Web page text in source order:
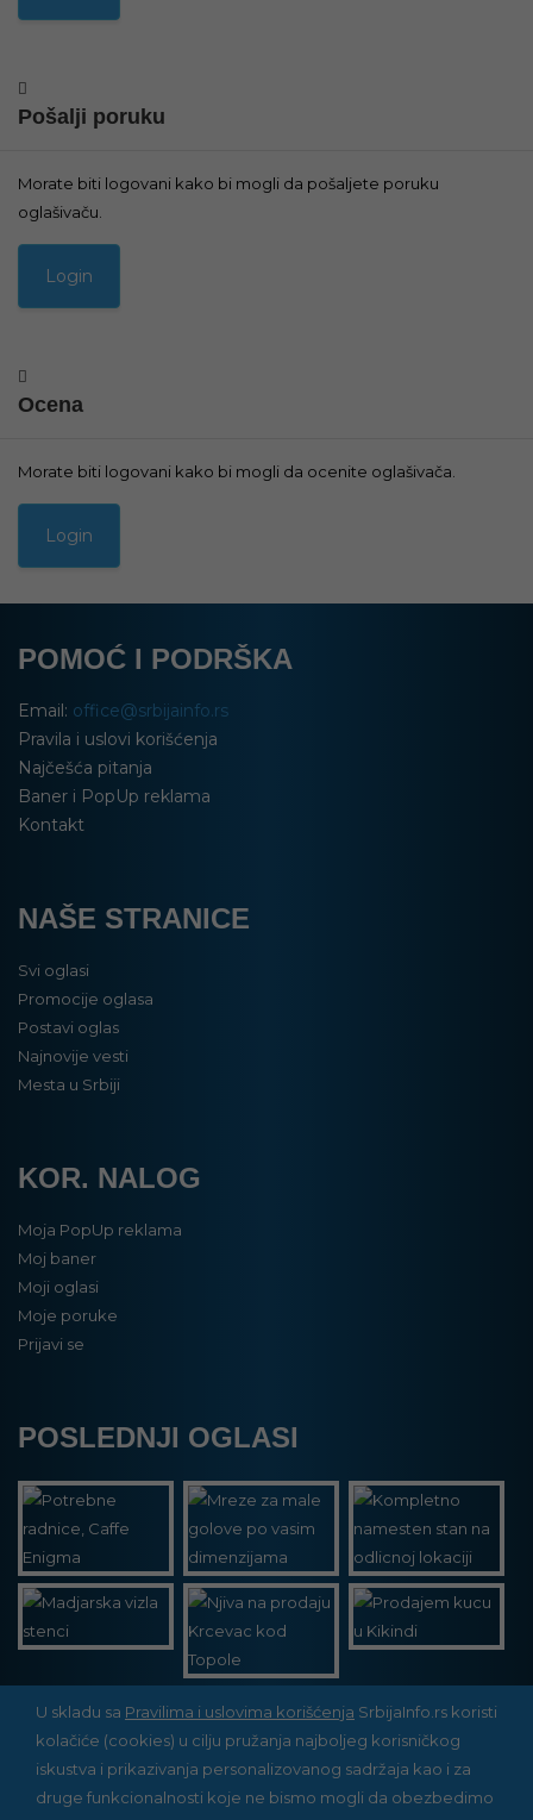
Pošalji poruku
Morate biti logovani kako bi mogli da pošaljete poruku
oglašivaču.
Ocena
Morate biti logovani kako bi mogli da ocenite oglašivača.
POMOĆ I PODRŠKA
Email: office@srbijainfo.rs
Pravila i uslovi korišćenja
Najčešća pitanja
Baner i PopUp reklama
Kontakt
NAŠE STRANICE
Svi oglasi
Promocije oglasa
Postavi oglas
Najnovije vesti
Mesta u Srbiji
KOR. NALOG
Moja PopUp reklama
Moj baner
Moji oglasi
Moje poruke
Prijavi se
POSLEDNJI OGLASI
Srbija Info© 2026. Sva prava zadržana. Pogledajte i
pozarevacinfo.rs
U skladu sa Pravilima i uslovima korišćenja SrbijaInfo.rs koristi
kolačiće (cookies) u cilju pružanja najboljeg korisničkog
iskustva i prikazivanja personalizovanog sadržaja kao i za
druge funkcionalnosti koje ne bismo mogli da obezbedimo